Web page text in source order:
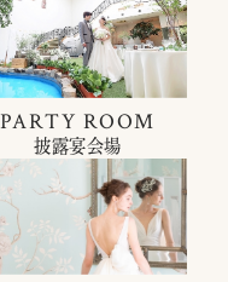
PARTY ROOM
披露宴会場